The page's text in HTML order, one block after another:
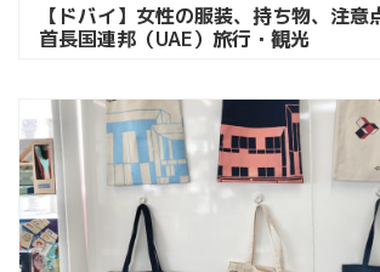
【ドバイ】女性の服装、持ち物、注意
首長国連邦（UAE）旅行・観光